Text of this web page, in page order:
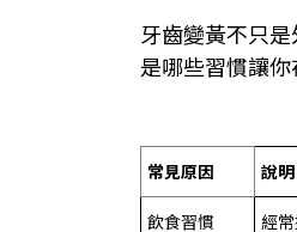
牙齒變黃不只
是哪些習慣讓
常見原因 說明
飲食習慣 經